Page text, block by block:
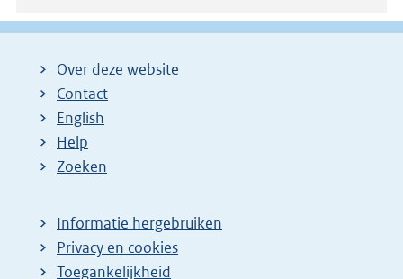
:
Over deze website
Contact
English
Help
Zoeken
Informatie hergebruiken
Privacy en cookies
Toegankelijkheid